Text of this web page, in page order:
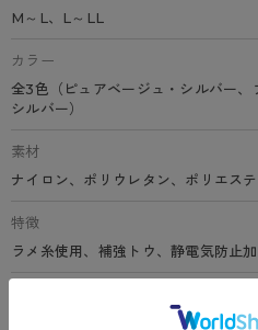
M～L、L～LL
カラー
全3色（ピュアベージュ・シルバー、
シルバー）
素材
ナイロン、ポリウレタン、ポリエス
特徴
ラメ糸使用、補強トウ、静電気防止